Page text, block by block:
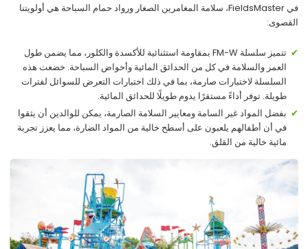
في FieldsMaster، سلامة المغامرين الصغار ورواد حمام السباحة هي أولويتنا
القصوى:
تتميز سلسلة FM-W بمقاومة استثنائية للأكسدة والكلور، مما يضمن طول
العمر والسلامة في كل من الحدائق المائية وأحواض السباحة. خضعت هذه
السلسلة لاختبارات صارمة، بما في ذلك اختبارات التعرض للسوائل لفترات
طويلة. توفر أداءً مستقرًا يدوم طويلًا للحدائق المائية.
بفضل المواد غير السامة ومعايير السلامة الصارمة، يمكن للوالدين أن يثقوا
في أن أطفالهم يلعبون على أسطح خالية من المواد الضارة، مما يعزز تجربة
مائية خالية من القلق.